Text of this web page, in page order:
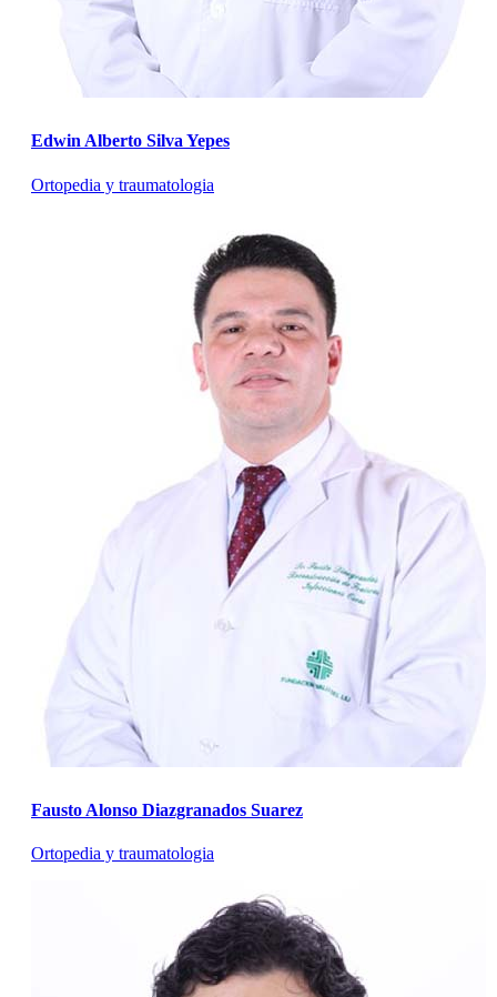
Edwin Alberto Silva Yepes
Ortopedia y traumatologia
Fausto Alonso Diazgranados Suarez
Ortopedia y traumatologia